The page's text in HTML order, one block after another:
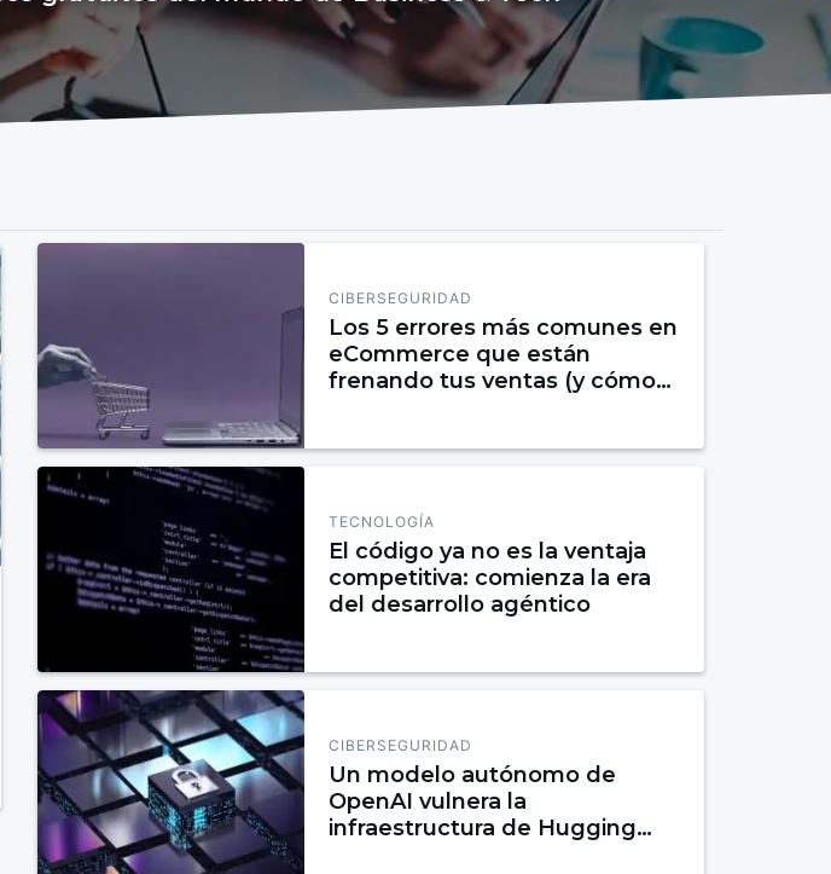
CIBERSEGURIDAD
Los 5 errores más comunes en
eCommerce que están
frenando tus ventas (y cómo
TECNOLOGÍA
El código ya no es la ventaja
competitiva: comienza la era
del desarrollo agéntico
CIBERSEGURIDAD
Un modelo autónomo de
OpenAI vulnera la
infraestructura de Hugging